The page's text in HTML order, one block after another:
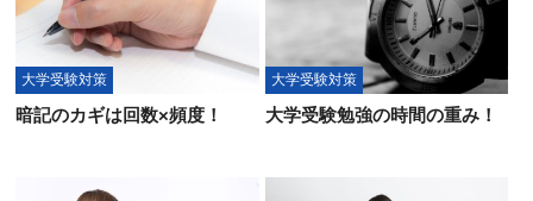
大学受験対策
暗記のカギは回数×頻度！
大学受験対策
大学受験勉強の時間の重み！